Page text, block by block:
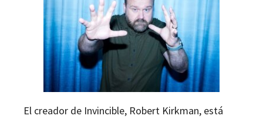
El creador de Invincible, Robert Kirkman, está